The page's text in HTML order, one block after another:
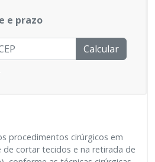
e prazo
Calcular
procedimentos cirúrgicos em
de cortar tecidos e na retirada de